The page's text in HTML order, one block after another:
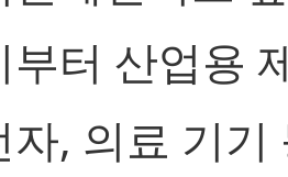
부터 산업용
자, 의료 기기